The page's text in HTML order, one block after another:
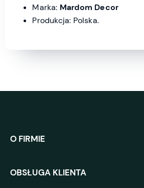
Marka: Mardom Decor
Produkcja: Polska.
O FIRMIE
OBSŁUGA KLIENTA